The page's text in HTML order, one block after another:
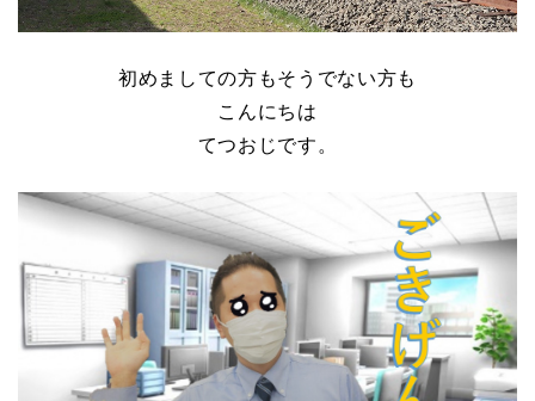
初めましての方もそうでない方も
こんにちは
てつおじです。